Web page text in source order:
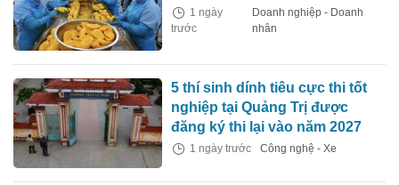
1 ngày
trước
Doanh nghiệp - Doanh
nhân
5 thí sinh dính tiêu cực thi tốt
nghiệp tại Quảng Trị được
đăng ký thi lại vào năm 2027
1 ngày trước Công nghệ - Xe